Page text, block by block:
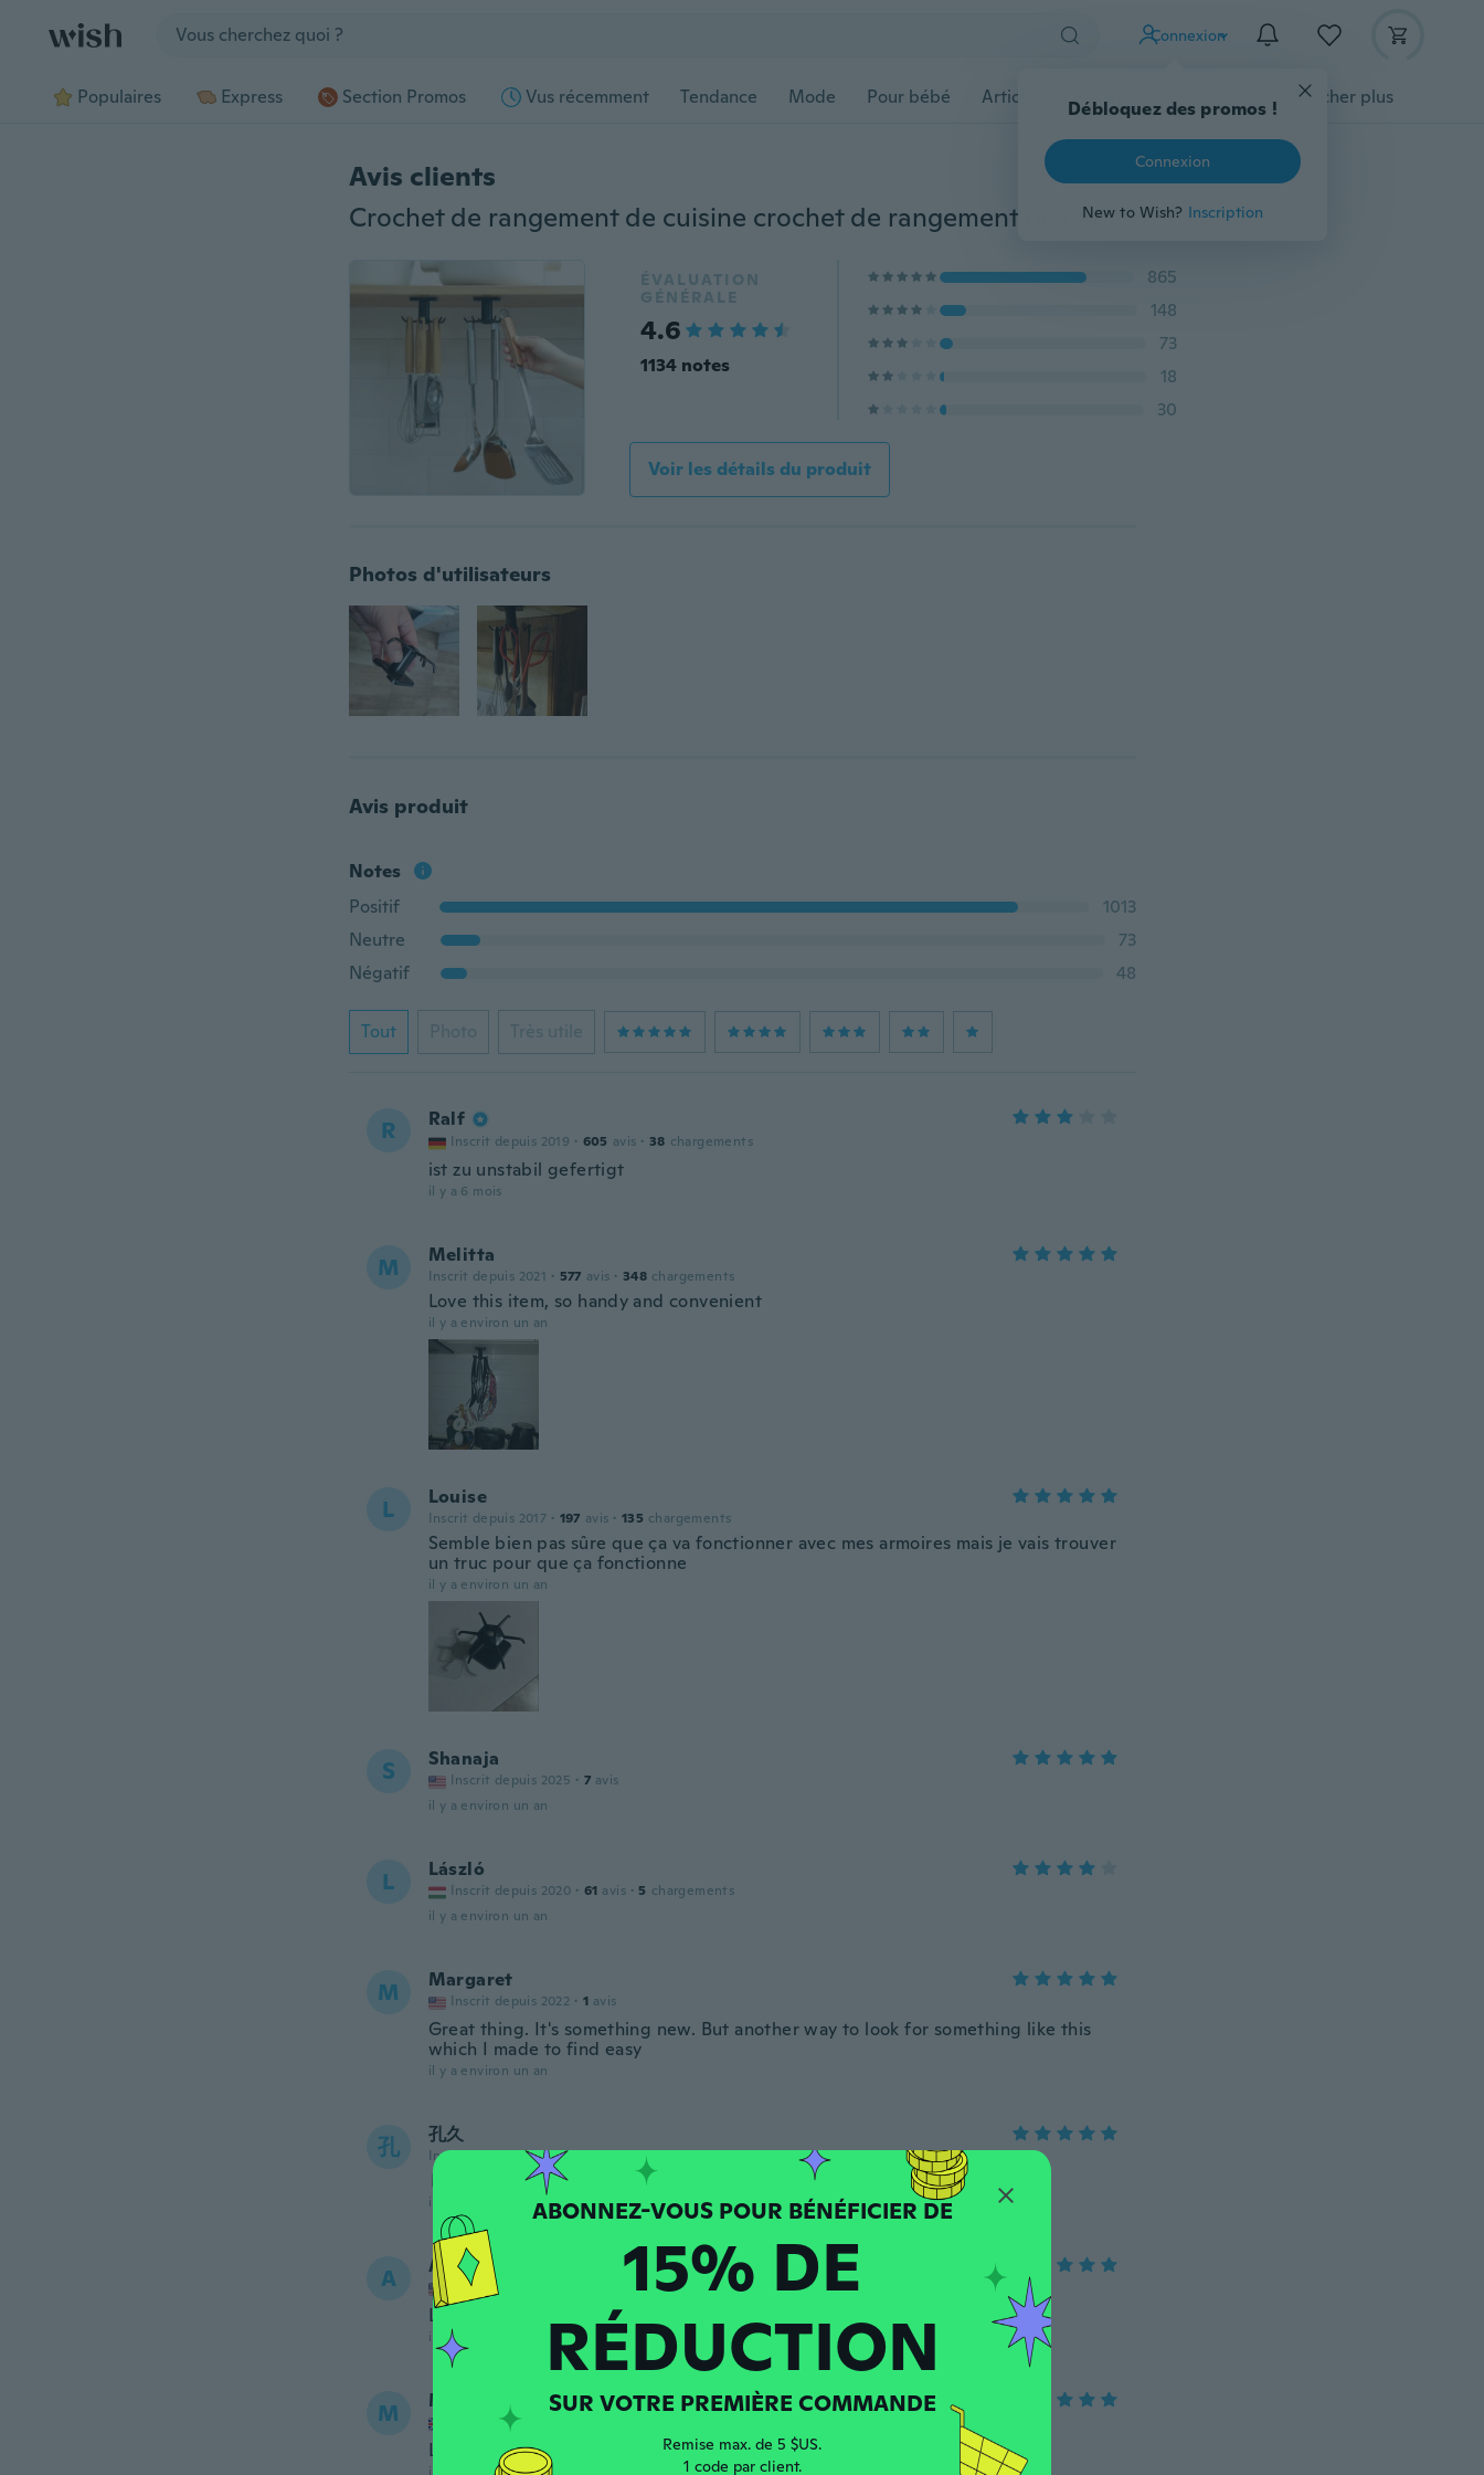
Connexion
Populaires Express Section Promos Vus récemment Tendance Mode Pour bébé Articles pour animaux domestiques Afficher plus
Avis clients
Crochet de rangement de cuisine crochet de rangement de garde-robe organisateur de cuisine accessoires support de rangement d'armoire crochet de rangement rotatif support de rangement
ÉVALUATION
GÉNÉRALE
4.6
1134 notes
865
148
73
18
30
Voir les détails du produit
Photos d'utilisateurs
Avis produit
Notes
Positif
1013
Neutre
73
Négatif
48
Tout Photo Très utile
R Ralf
Inscrit depuis 2019 · 605 avis · 38 chargements
ist zu unstabil gefertigt
il y a 6 mois
M Melitta
Inscrit depuis 2021 · 577 avis · 348 chargements
Love this item, so handy and convenient
il y a environ un an
L Louise
Inscrit depuis 2017 · 197 avis · 135 chargements
Semble bien pas sûre que ça va fonctionner avec mes armoires mais je vais trouver
un truc pour que ça fonctionne
il y a environ un an
S Shanaja
Inscrit depuis 2025 · 7 avis
il y a environ un an
L László
Inscrit depuis 2020 · 61 avis · 5 chargements
il y a environ un an
M Margaret
Inscrit depuis 2022 · 1 avis
Great thing. It's something new. But another way to look for something like this
which I made to find easy
il y a environ un an
孔 孔久
Inscrit depuis 2020 · 448 avis · 399 chargements
しっかりしていて良いと思いますが、重量は何処まで耐えれるか？心配です。
il y a environ un an
A Alma Dot
Inscrit depuis 2023 4 chargements
Love this ❤️
il y a environ un an
M Munir
Inscrit depuis 2018
Looks nice
15% DE
RÉDUCTION
SUR VOTRE PREMIÈRE COMMANDE
Remise max. de 5 $US.
1 code par client.